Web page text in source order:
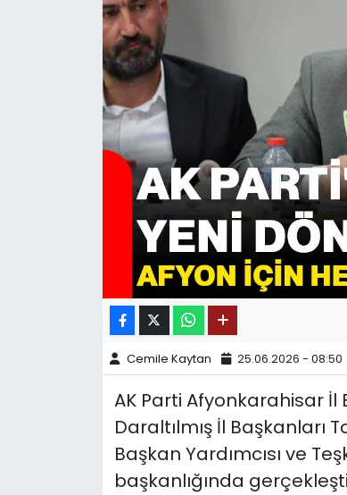
Cemile Kaytan 25.06.2026 - 08:50
AK Parti Afyonkarahisar İl
Daraltılmış İl Başkanları
Başkan Yardımcısı ve
başkanlığında
11:11 MANŞET